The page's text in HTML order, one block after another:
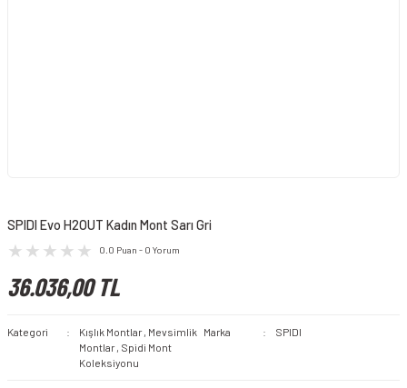
SPIDI Evo H2OUT Kadın Mont Sarı Gri
0.0 Puan - 0 Yorum
36.036,00 TL
Kategori Kışlık Montlar , Mevsimlik
Montlar , Spidi Mont
Koleksiyonu
Marka SPIDI